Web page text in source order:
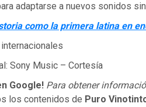
adaptarse a nuevos sonidos
como la primera latina en
Sony Music – Cortesía
Google! Para obtener
los contenidos de Puro